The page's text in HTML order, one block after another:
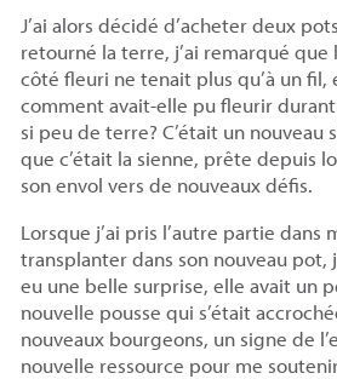
J’ai alors décidé d’acheter deux
retourné la terre, j’ai remarqué
côté fleuri ne tenait plus qu’à un
comment avait-elle pu fleurir
si peu de terre? C’était un nouveau
que c’était la sienne, prête depuis
son envol vers de nouveaux défis.
Lorsque j’ai pris l’autre partie dans
transplanter dans son nouveau pot,
eu une belle surprise, elle avait un
nouvelle pousse qui s’était
nouveaux bourgeons, un signe de
nouvelle ressource pour me